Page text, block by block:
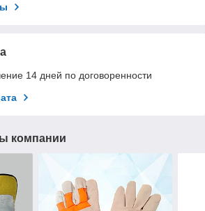
14 дней по договоренности
компании